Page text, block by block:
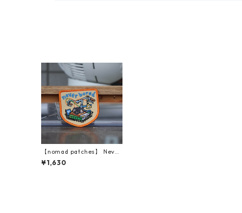
【nomad patches】 Never
Bored Patch
¥1,630